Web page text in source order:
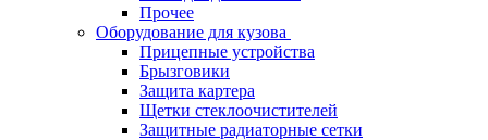
Прочее
Оборудование для кузова
Прицепные устройства
Брызговики
Защита картера
Щетки стеклоочистителей
Защитные радиаторные сетки